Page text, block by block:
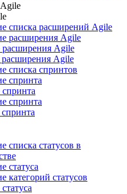
списка расширений Agile
расширения Agile
расширения Agile
расширения Agile
списка спринтов
спринта
спринта
списка статусов в
статуса
категорий статусов